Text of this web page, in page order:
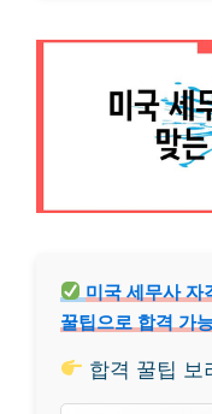
미국 세무사 자
꿀팁으로 합격 가
합격 꿀팁 보